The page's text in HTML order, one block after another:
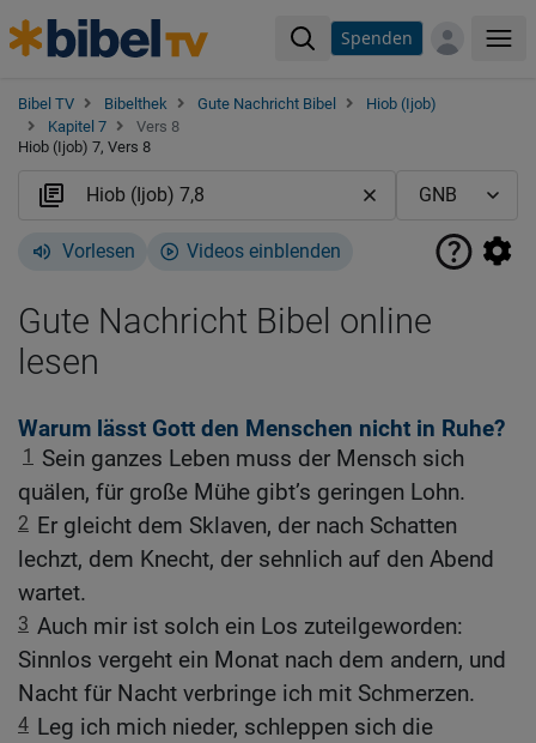
Spenden
Bibel TV Bibelthek Gute Nachricht Bibel
Hiob (Ijob)
Kapitel 7
Vers 8
Hiob (Ijob) 7, Vers 8
Vorlesen Videos einblenden
Gute Nachricht Bibel online
lesen
Warum lässt Gott den Menschen nicht in Ruhe?
1
Sein ganzes Leben muss der Mensch sich
quälen, für große Mühe gibt’s geringen Lohn.
2 Er gleicht dem Sklaven, der nach Schatten
lechzt, dem Knecht, der sehnlich auf den Abend
wartet.
3 Auch mir ist solch ein Los zuteilgeworden:
Sinnlos vergeht ein Monat nach dem andern, und
Nacht für Nacht verbringe ich mit Schmerzen.
4 Leg ich mich nieder, schleppen sich die